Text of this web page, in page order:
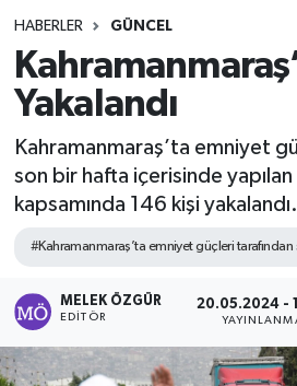
HABERLER GÜNCEL
Yakalandı
Kahramanmaraş’ta emniyet
son bir hafta içerisinde
kapsamında 146 kişi yakalandı.
#Kahramanmaraş’ta emniyet güçleri
MELEK ÖZGÜR
EDITÖR
20.05.2024 -
Güncel
Gündem
Politika
Sağlık
Spor
Tarih - Kültür - Sanat -
Süper Lig Puan Durumu ve
Tüm Manşetler
Haber Arşivi